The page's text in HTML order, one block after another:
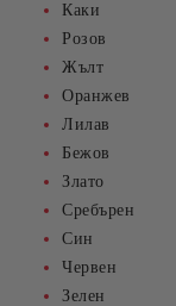
Каки
Розов
Жълт
Оранжев
Лилав
Бежов
Злато
Сребърен
Син
Червен
Зелен